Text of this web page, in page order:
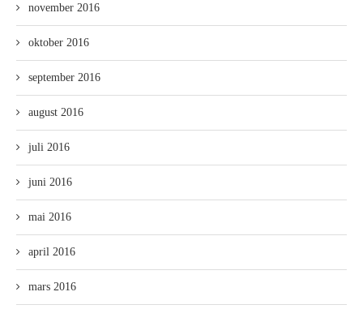
november 2016
oktober 2016
september 2016
august 2016
juli 2016
juni 2016
mai 2016
april 2016
mars 2016